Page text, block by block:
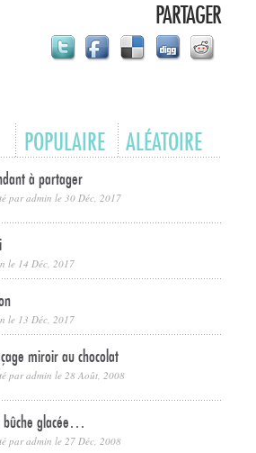
PARTAGER
POPULAIRE ALÉATOIRE
à partager
paradmin le 30 Déc, 2017
le 14 Déc, 2017
le 13 Déc, 2017
miroir au chocolat
paradmin le 28 Août, 2008
bûche glacée…
paradmin le 27 Déc, 2008